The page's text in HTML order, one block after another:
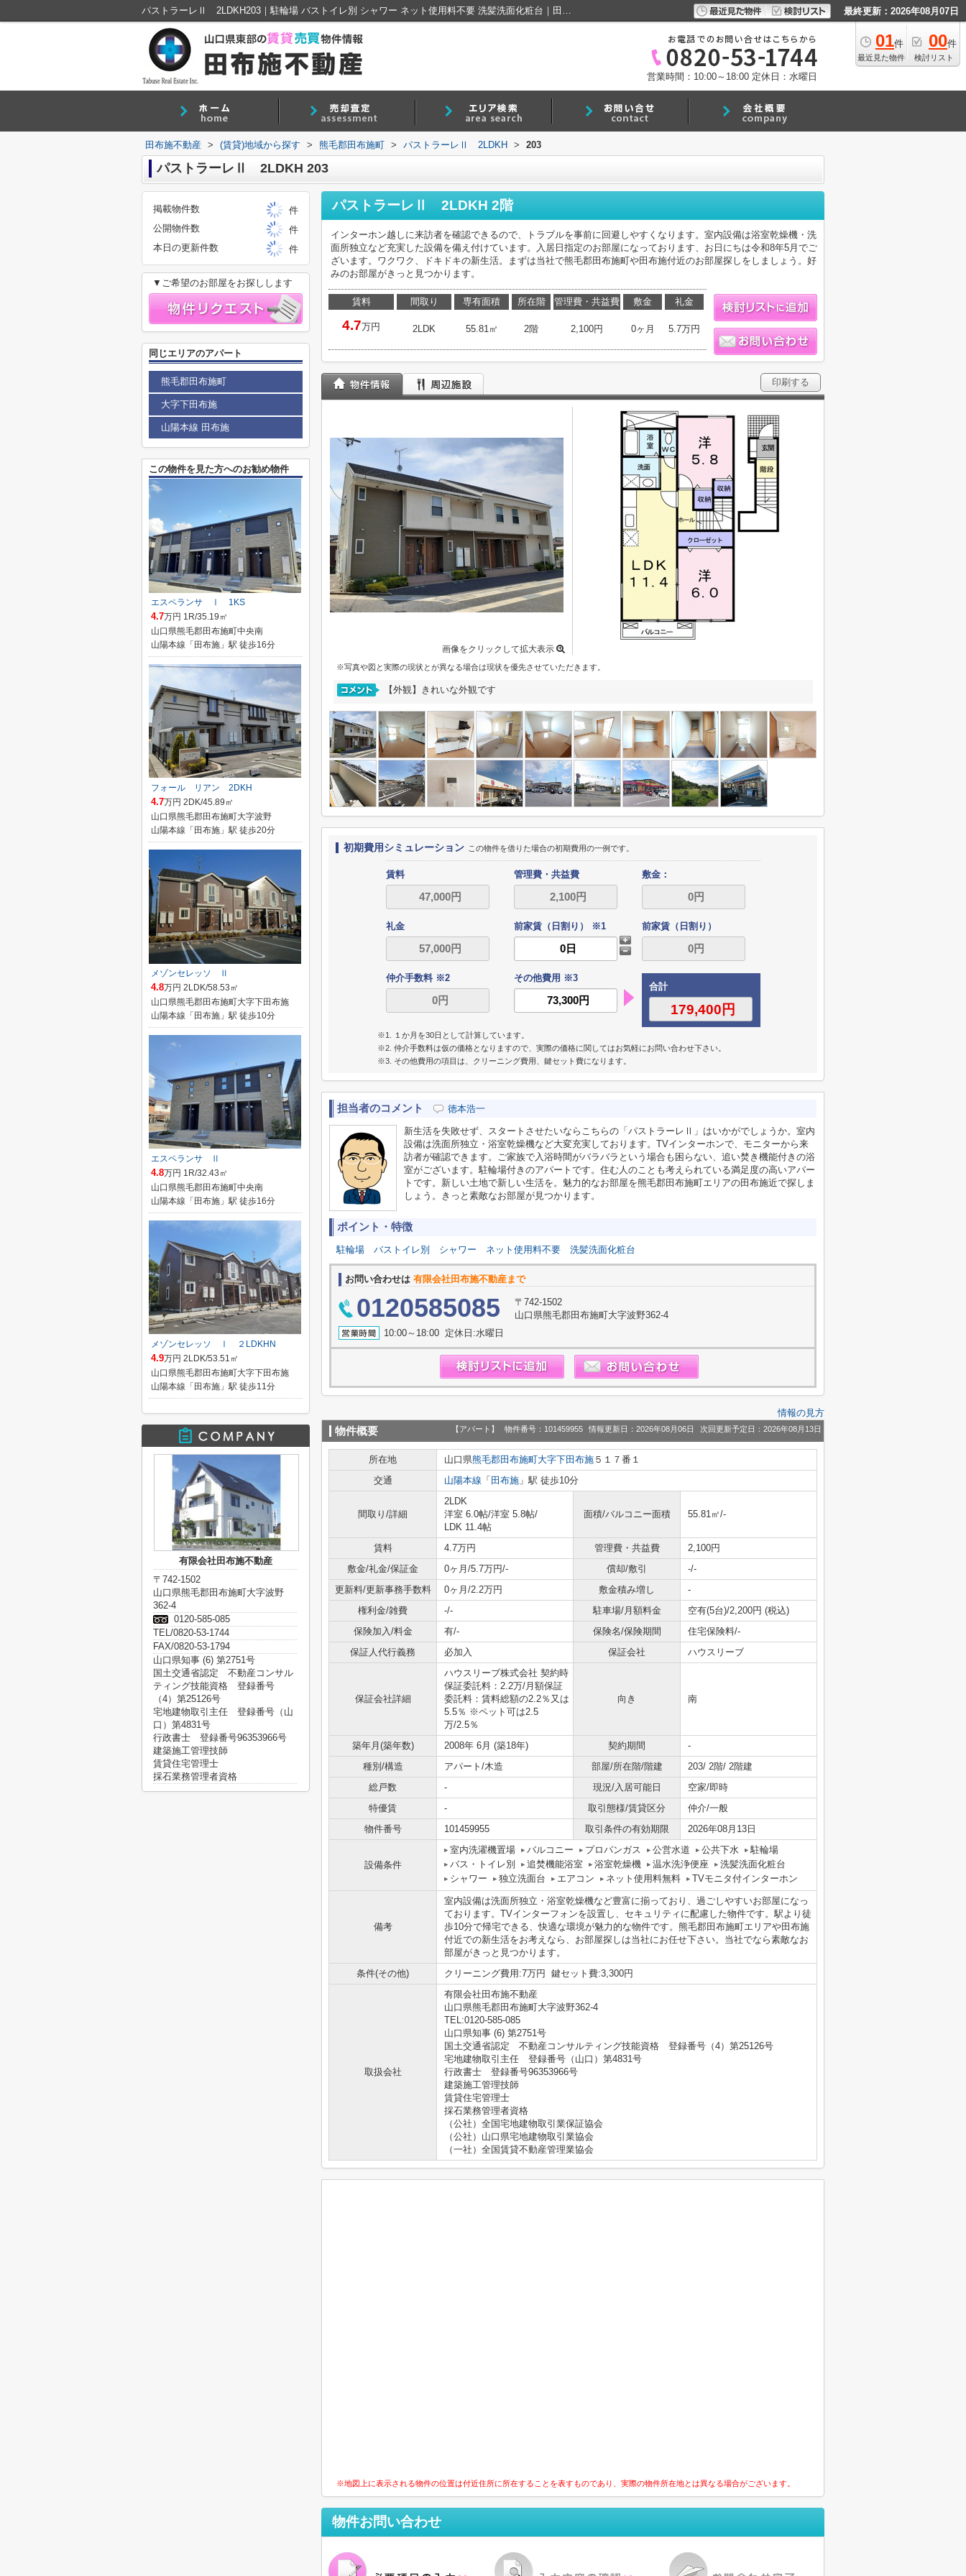
パストラーレⅡ 2LDKH203｜駐輪場 バストイレ別 シャワー ネット使用料不要 洗髪洗面化粧台｜田布施不動産 最終更新：2026年08月07日
01件
最近見た物件
00件
検討リスト
営業時間：10:00～18:00 定休日：水曜日
田布施不動産 > (賃貸)地域から探す > 熊毛郡田布施町 > パストラーレⅡ 2LDKH > 203
パストラーレⅡ 2LDKH 203
パストラーレⅡ 2LDKH 2階
インターホン越しに来訪者を確認できるので、トラブルを事前に回避しやすくなります。室内設備は浴室乾燥機・洗
面所独立など充実した設備を備え付けています。入居日指定のお部屋になっております、お日にちは令和8年5月でご
ざいます。ワクワク、ドキドキの新生活。まずは当社で熊毛郡田布施町や田布施付近のお部屋探しをしましょう。好
みのお部屋がきっと見つかります。
賃料
4.7万円
間取り
2LDK
専有面積
55.81㎡
所在階
2階
管理費・共益費
2,100円
敷金
0ヶ月
礼金
5.7万円
印刷する
画像をクリックして拡大表示
※写真や図と実際の現状とが異なる場合は現状を優先させていただきます。
【外観】きれいな外観です
初期費用シミュレーション この物件を借りた場合の初期費用の一例です。
賃料 管理費・共益費 敷金：
礼金 前家賃（日割り） ※1 前家賃（日割り）
仲介手数料 ※2
その他費用 ※3
合計
※1. １か月を30日として計算しています。
※2. 仲介手数料は仮の価格となりますので、実際の価格に関してはお気軽にお問い合わせ下さい。
※3. その他費用の項目は、クリーニング費用、鍵セット費になります。
担当者のコメント 徳本浩一
新生活を失敗せず、スタートさせたいならこちらの「パストラーレⅡ」はいかがでしょうか。室内
設備は洗面所独立・浴室乾燥機など大変充実しております。TVインターホンで、モニターから来
訪者が確認できます。ご家族で入浴時間がバラバラという場合も困らない、追い焚き機能付きの浴
室がございます。駐輪場付きのアパートです。住む人のことも考えられている満足度の高いアパー
トです。新しい土地で新しい生活を。魅力的なお部屋を熊毛郡田布施町エリアの田布施近で探しま
しょう。きっと素敵なお部屋が見つかります。
ポイント・特徴
駐輪場 バストイレ別 シャワー ネット使用料不要 洗髪洗面化粧台
お問い合わせは 有限会社田布施不動産まで
0120585085
〒742-1502
山口県熊毛郡田布施町大字波野362-4
10:00～18:00 定休日:水曜日
情報の見方
物件概要 【アパート】 物件番号：101459955 情報更新日：2026年08月06日 次回更新予定日：2026年08月13日
所在地 山口県熊毛郡田布施町大字下田布施 ５１７番１
交通
山陽本線 「 田布施 」駅 徒歩10分
間取り/詳細
2LDK
洋室 6.0帖/洋室 5.8帖/
LDK 11.4帖
面積/バルコニー面積 55.81㎡/-
賃料 4.7万円 管理費・共益費
2,100円
敷金/礼金/保証金
0ヶ月/5.7万円/- 償却/敷引
-/-
更新料/更新事務手数料
0ヶ月/2.2万円 敷金積み増し
-
権利金/雑費
-/- 駐車場/月額料金
空有(5台)/2,200円 (税込)
保険加入/料金
有/- 保険名/保険期間
住宅保険料/-
保証人代行義務
必加入 保証会社 ハウスリーブ
保証会社詳細
ハウスリーブ株式会社 契約時
保証委託料：2.2万/月額保証
委託料：賃料総額の2.2％又は
5.5％ ※ペット可は2.5
万/2.5％
向き 南
築年月(築年数) 2008年 6月 (築18年) 契約期間
-
種別/構造
アパート/木造 部屋/所在階/階建
203/ 2階/ 2階建
総戸数
- 現況/入居可能日
空家/即時
特優賃
- 取引態様/賃貸区分
仲介/一般
物件番号
101459955 取引条件の有効期限 2026年08月13日
設備条件
室内洗濯機置場 バルコニー プロパンガス 公営水道 公共下水
駐輪場
バス・トイレ別
追焚機能浴室 浴室乾燥機 温水洗浄便座
洗髪洗面化粧台
シャワー
独立洗面台 エアコン ネット使用料無料 TVモニタ付インターホン
備考
室内設備は洗面所独立・浴室乾燥機など豊富に揃っており、過ごしやすいお部屋になっ
ております。TVインターフォンを設置し、セキュリティに配慮した物件です。駅より徒
歩10分で帰宅できる、快適な環境が魅力的な物件です。熊毛郡田布施町エリアや田布施
付近での新生活をお考えなら、お部屋探しは当社にお任せ下さい。当社でなら素敵なお
部屋がきっと見つかります。
条件(その他)
クリーニング費用:7万円 鍵セット費:3,300円
取扱会社
有限会社田布施不動産
山口県熊毛郡田布施町大字波野362-4
TEL:0120-585-085
山口県知事 (6) 第2751号
国土交通省認定 不動産コンサルティング技能資格 登録番号（4）第25126号
宅地建物取引主任 登録番号（山口）第4831号
行政書士 登録番号96353966号
建築施工管理技師
賃貸住宅管理士
採石業務管理者資格
（公社）全国宅地建物取引業保証協会
（公社）山口県宅地建物取引業協会
（一社）全国賃貸不動産管理業協会
※地図上に表示される物件の位置は付近住所に所在することを表すものであり、実際の物件所在地とは異なる場合がございます。
物件お問い合わせ
掲載物件数
件
公開物件数
件
本日の更新件数
件
▼ご希望のお部屋をお探しします
同じエリアのアパート
熊毛郡田布施町
大字下田布施
山陽本線 田布施
この物件を見た方へのお勧め物件
エスペランサ Ⅰ 1KS
4.7万円 1R/35.19㎡
山口県熊毛郡田布施町中央南
山陽本線「田布施」駅 徒歩16分
フォール リアン 2DKH
4.7万円 2DK/45.89㎡
山口県熊毛郡田布施町大字波野
山陽本線「田布施」駅 徒歩20分
メゾンセレッソ Ⅱ
4.8万円 2LDK/58.53㎡
山口県熊毛郡田布施町大字下田布施
山陽本線「田布施」駅 徒歩10分
エスペランサ Ⅱ
4.8万円 1R/32.43㎡
山口県熊毛郡田布施町中央南
山陽本線「田布施」駅 徒歩16分
メゾンセレッソ Ⅰ ２LDKHN
4.9万円 2LDK/53.51㎡
山口県熊毛郡田布施町大字下田布施
山陽本線「田布施」駅 徒歩11分
有限会社田布施不動産
〒742-1502
山口県熊毛郡田布施町大字波野
362-4
0120-585-085
TEL/0820-53-1744
FAX/0820-53-1794
山口県知事 (6) 第2751号
国土交通省認定 不動産コンサル
ティング技能資格 登録番号
（4）第25126号
宅地建物取引主任 登録番号（山
口）第4831号
行政書士 登録番号96353966号
建築施工管理技師
賃貸住宅管理士
採石業務管理者資格